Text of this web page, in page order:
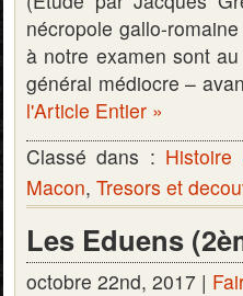
nécropole gallo-
à notre examen sont
général médiocre –
l'Article Entier »
Classé dans : Histoire
Macon, Tresors et
Les Eduens
octobre 22nd, 2017 |